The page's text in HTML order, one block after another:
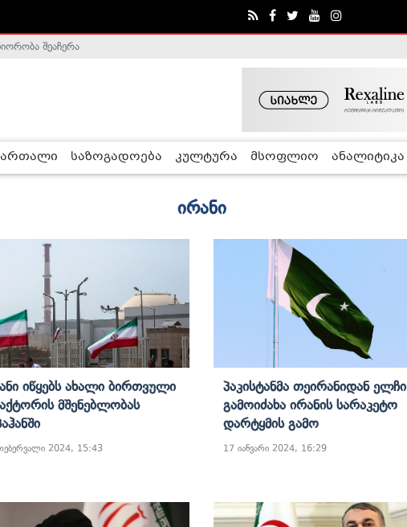
- ჰელსინკის კომისია
შეაჩერა
საზოგადოება კულტურა მსოფლიო ანალიტიკა
ირანი
Იწყებს Ახალი Ბირთვული
Მშენებლობას
2024, 15:43
Პაკისტანმა Თეირანიდან Ელჩი
Გამოიძახა Ირანის Სარაკეტო
Დარტყმის Გამო
17 იანვარი 2024, 16:29